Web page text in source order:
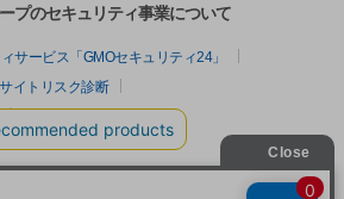
プのセキュリティ事業について
サービス「GMOセキュリティ24」
イトリスク診断
ット
ーセキュリティ byイエラエ）